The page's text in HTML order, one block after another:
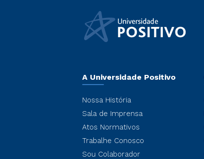
A Universidade Positivo
Nossa História
Sala de Imprensa
Atos Normativos
Trabalhe Conosco
Sou Colaborador